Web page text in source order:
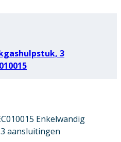
3
Enkelwandig
aansluitingen